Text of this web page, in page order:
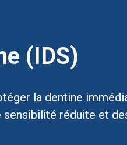
(IDS)
la dentine
sensibilité réduite et